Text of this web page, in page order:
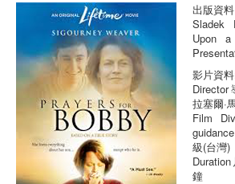
出版資
Sladek
Upon
影片資
拉塞爾·
Film
級(台灣)
鐘